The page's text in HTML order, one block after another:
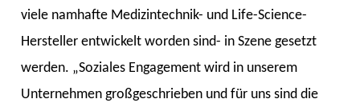
viele namhafte Medizintechnik- und Life-Science-
Hersteller entwickelt worden sind- in Szene gesetzt
werden. „Soziales Engagement wird in unserem
Unternehmen großgeschrieben und für uns sind die